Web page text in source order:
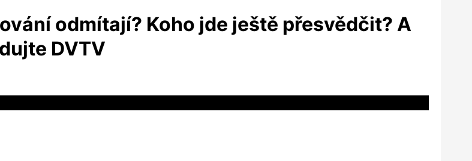
odmítají? Koho jde ještě přesvědčit? A
DVTV